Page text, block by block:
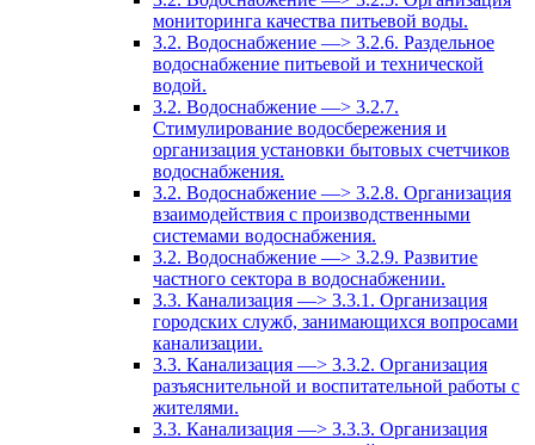
мониторинга качества питьевой воды.
3.2. Водоснабжение —> 3.2.6. Раздельное
водоснабжение питьевой и технической
водой.
3.2. Водоснабжение —> 3.2.7.
Стимулирование водосбережения и
организация установки бытовых счетчиков
водоснабжения.
3.2. Водоснабжение —> 3.2.8. Организация
взаимодействия с производственными
системами водоснабжения.
3.2. Водоснабжение —> 3.2.9. Развитие
частного сектора в водоснабжении.
3.3. Канализация —> 3.3.1. Организация
городских служб, занимающихся вопросами
канализации.
3.3. Канализация —> 3.3.2. Организация
разъяснительной и воспитательной работы с
жителями.
3.3. Канализация —> 3.3.3. Организация